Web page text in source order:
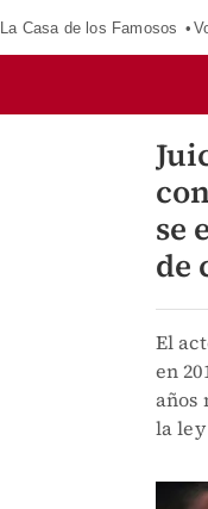
La Casa de los Famosos
se
de
El
en
años
la